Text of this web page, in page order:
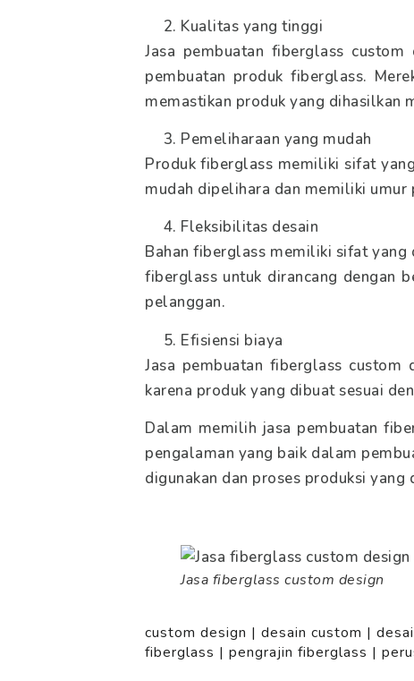
Kualitas yang tinggi
Jasa pembuatan fiberglass
pembuatan produk fiberglass.
memastikan produk yang dihasilkan
Pemeliharaan yang mudah
Produk fiberglass memiliki sifat
mudah dipelihara dan memiliki umur
Fleksibilitas desain
Bahan fiberglass memiliki sifat yang
fiberglass untuk dirancang dengan
pelanggan.
Efisiensi biaya
Jasa pembuatan fiberglass custom
karena produk yang dibuat sesuai
Dalam memilih jasa pembuatan
pengalaman yang baik dalam
digunakan dan proses produksi
Jasa fiberglass custom design
custom design | desain custom |
fiberglass | pengrajin fiberglass |